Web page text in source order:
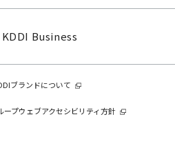
KDDI Business
ブランドについて
ープウェブアクセシビリティ方針